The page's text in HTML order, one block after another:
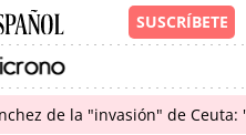
de la "invasión" de